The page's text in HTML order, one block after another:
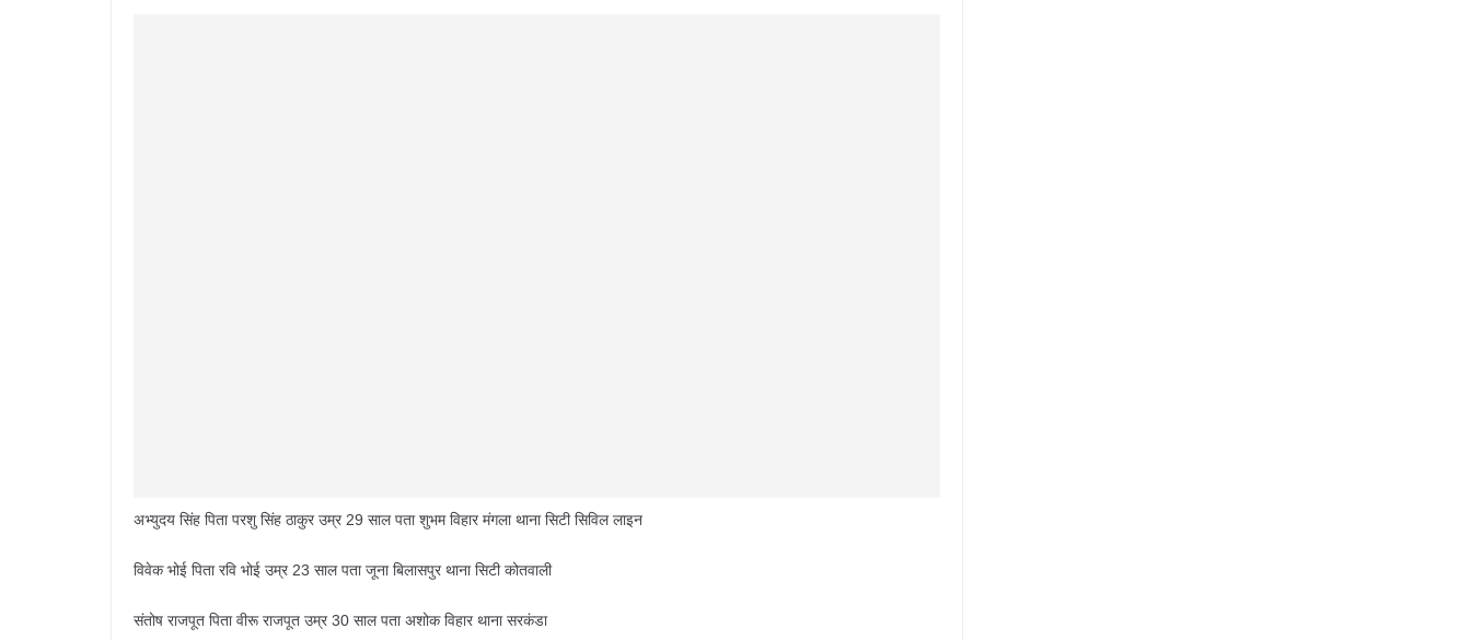
अभ्युदय सिंह पिता परशु सिंह ठाकुर उम्र 29 साल पता शुभम विहार मंगला थाना सिटी सिविल लाइन
विवेक भोई पिता रवि भोई उम्र 23 साल पता जूना बिलासपुर थाना सिटी कोतवाली
संतोष राजपूत पिता वीरू राजपूत उम्र 30 साल पता अशोक विहार थाना सरकंडा